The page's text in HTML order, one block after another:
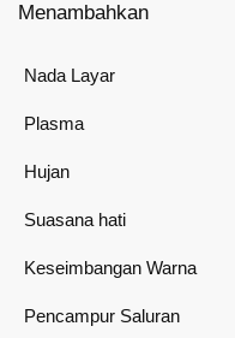
Menambahkan
Nada Layar
Plasma
Hujan
Suasana hati
Keseimbangan Warna
Pencampur Saluran